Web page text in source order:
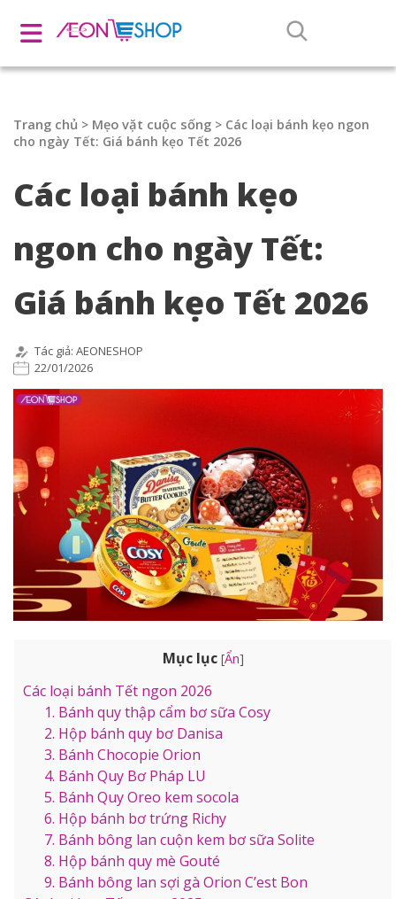
Trang chủ > Mẹo vặt cuộc sống > Các loại bánh kẹo ngon
cho ngày Tết: Giá bánh kẹo Tết 2026
Các loại bánh kẹo
ngon cho ngày Tết:
Giá bánh kẹo Tết 2026
Tác giả: AEONESHOP
22/01/2026
Mục lục [Ẩn]
Các loại bánh Tết ngon 2026
1. Bánh quy thập cẩm bơ sữa Cosy
2. Hộp bánh quy bơ Danisa
3. Bánh Chocopie Orion
4. Bánh Quy Bơ Pháp LU
5. Bánh Quy Oreo kem socola
6. Hộp bánh bơ trứng Richy
7. Bánh bông lan cuộn kem bơ sữa Solite
8. Hộp bánh quy mè Gouté
9. Bánh bông lan sợi gà Orion C’est Bon